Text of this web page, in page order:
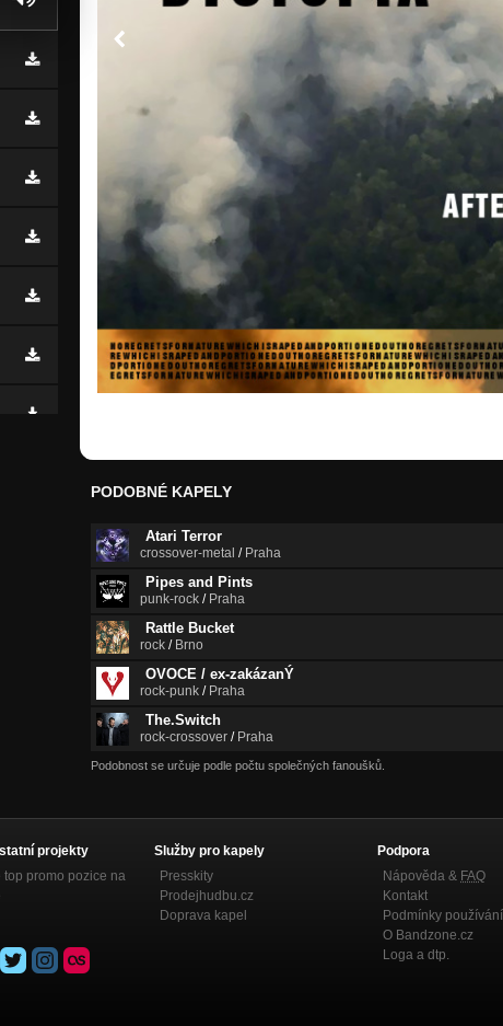
PODOBNÉ KAPELY
Atari Terror
crossover-metal / Praha
Pipes and Pints
punk-rock / Praha
Rattle Bucket
rock / Brno
OVOCE / ex-zakázanÝ
rock-punk / Praha
The.Switch
rock-crossover / Praha
Podobnost se určuje podle počtu společných fanoušků.
projekty
top promo pozice na
Služby pro kapely
Presskity
Prodejhudbu.cz
Doprava kapel
Podpora
Nápověda & FAQ
Kontakt
Podmínky používání
O Bandzone.cz
Loga a dtp.